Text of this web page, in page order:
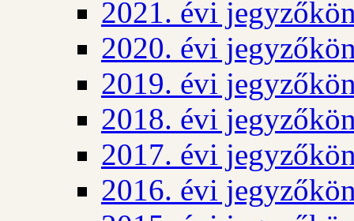
2021. évi
2020. évi
2019. évi
2018. évi
2017. évi
2016. évi